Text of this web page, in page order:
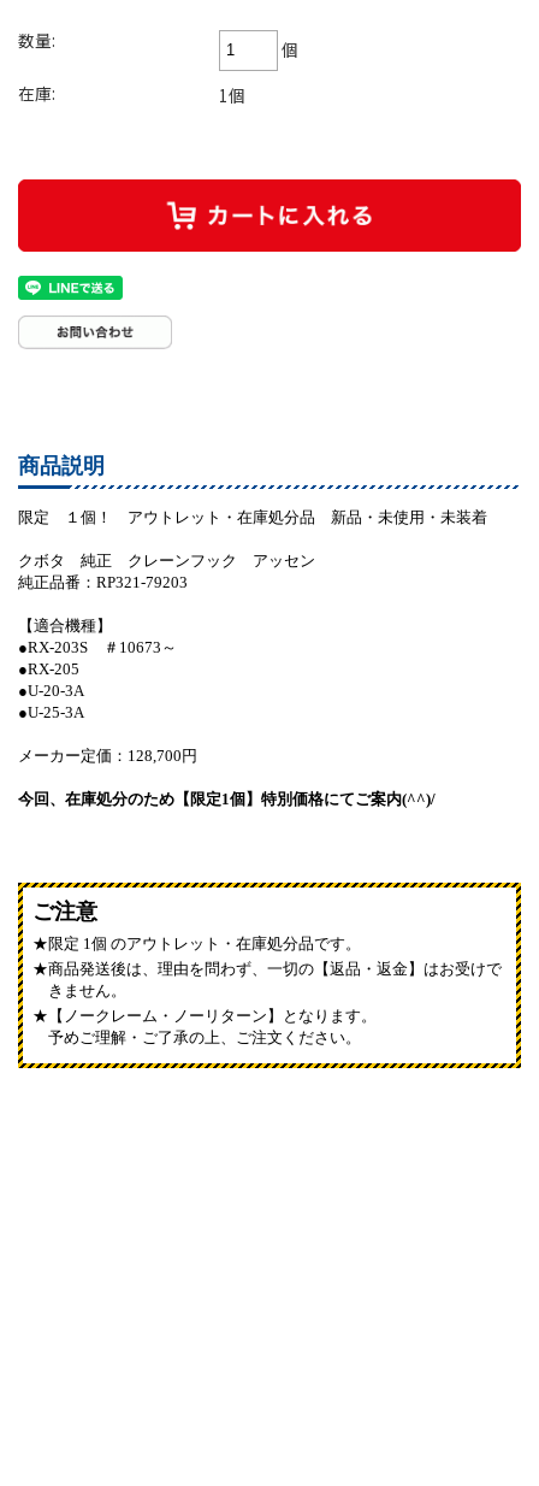
数量:
個
在庫:
1個
商品説明
限定 １個！ アウトレット・在庫処分品 新品・未使用・未装着
クボタ 純正 クレーンフック アッセン
純正品番：RP321-79203
【適合機種】
●RX-203S ＃10673～
●RX-205
●U-20-3A
●U-25-3A
メーカー定価：128,700円
今回、在庫処分のため【限定1個】特別価格にてご案内(^^)/
ご注意
限定 1個 のアウトレット・在庫処分品です。
商品発送後は、理由を問わず、一切の【返品・返金】はお受けで
きません。
【ノークレーム・ノーリターン】となります。
予めご理解・ご了承の上、ご注文ください。